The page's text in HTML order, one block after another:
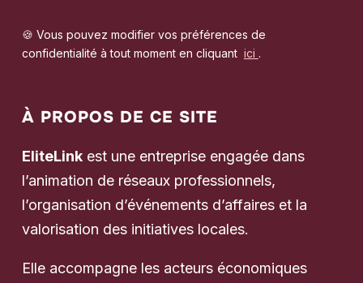
🍪 Vous pouvez modifier vos préférences de
confidentialité à tout moment en cliquant ici .
À PROPOS DE CE SITE
EliteLinkest une entreprise engagée dans
l’animation de réseaux professionnels,
l’organisation d’événements d’affaires et la
valorisation des initiatives locales.
Elle accompagne les acteurs économiques